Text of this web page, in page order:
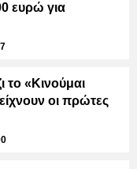
ευρώ για
το «Κινούμαι
οι πρώτες